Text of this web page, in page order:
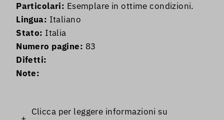
Particolari: Esemplare in ottime condizioni.
Lingua: Italiano
Stato: Italia
Numero pagine: 83
Difetti:
Note:
Clicca per leggere informazioni su